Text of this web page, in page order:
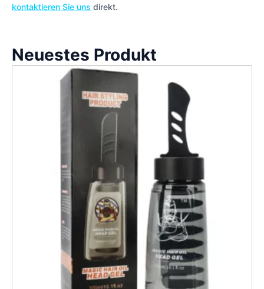
kontaktieren Sie uns direkt.
Neuestes Produkt